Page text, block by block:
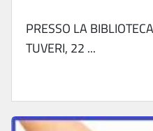
PRESSO LA
TUVERI, 22 ...